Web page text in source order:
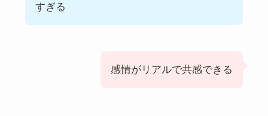
すぎる
感情がリアルで共感できる